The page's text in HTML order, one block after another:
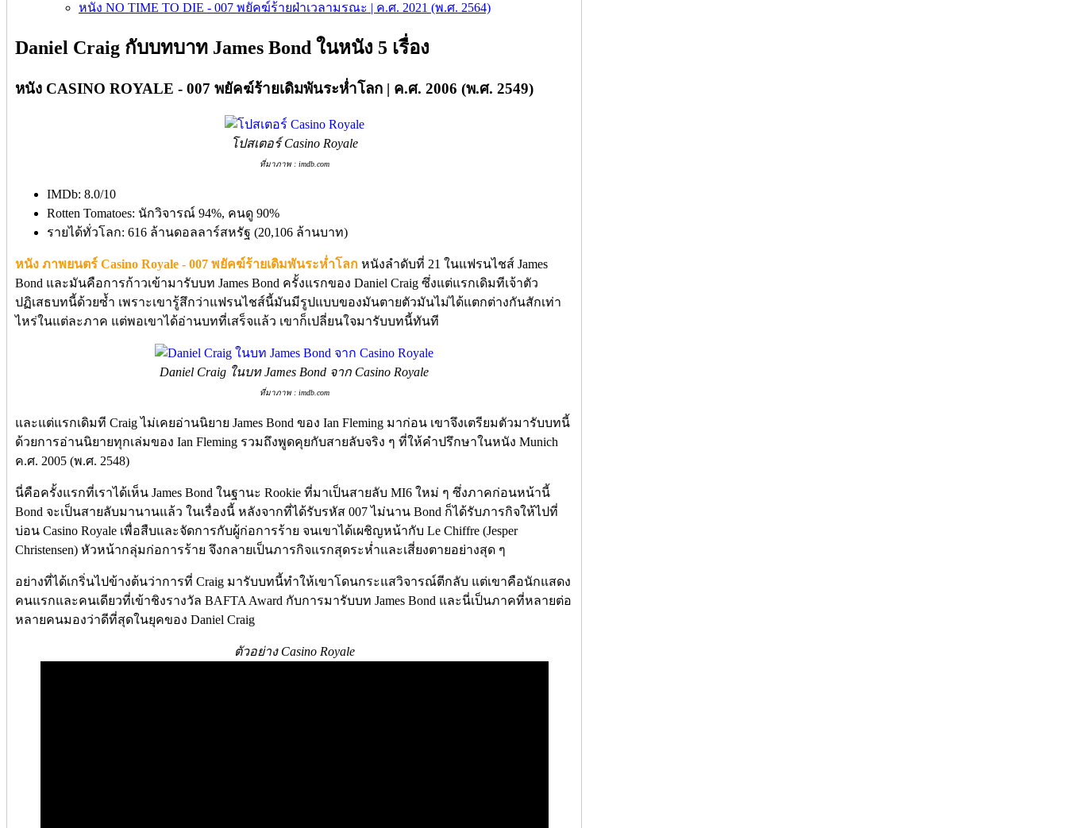
หนัง NO TIME TO DIE - 007 พยัคฆ์ร้ายฝ่าเวลามรณะ | ค.ศ. 2021 (พ.ศ. 2564)
Daniel Craig กับบทบาท James Bond ในหนัง 5 เรื่อง
หนัง CASINO ROYALE - 007 พยัคฆ์ร้ายเดิมพันระห่ำโลก | ค.ศ. 2006 (พ.ศ. 2549)
โปสเตอร์ Casino Royale
ที่มาภาพ : imdb.com
IMDb: 8.0/10
Rotten Tomatoes: นักวิจารณ์ 94%, คนดู 90%
รายได้ทั่วโลก: 616 ล้านดอลลาร์สหรัฐ (20,106 ล้านบาท)
หนัง ภาพยนตร์ Casino Royale - 007 พยัคฆ์ร้ายเดิมพันระห่ำโลก หนังลำดับที่ 21 ในแฟรนไชส์ James
Bond และมันคือการก้าวเข้ามารับบท James Bond ครั้งแรกของ Daniel Craig ซึ่งแต่แรกเดิมทีเจ้าตัว
ปฏิเสธบทนี้ด้วยซ้ำ เพราะเขารู้สึกว่าแฟรนไชส์นี้มันมีรูปแบบของมันตายตัวมันไม่ได้แตกต่างกันสักเท่า
ไหร่ในแต่ละภาค แต่พอเขาได้อ่านบทที่เสร็จแล้ว เขาก็เปลี่ยนใจมารับบทนี้ทันที
Daniel Craig ในบท James Bond จาก Casino Royale
ที่มาภาพ : imdb.com
และแต่แรกเดิมที Craig ไม่เคยอ่านนิยาย James Bond ของ Ian Fleming มาก่อน เขาจึงเตรียมตัวมารับบทนี้
ด้วยการอ่านนิยายทุกเล่มของ Ian Fleming รวมถึงพูดคุยกับสายลับจริง ๆ ที่ให้คำปรึกษาในหนัง Munich
ค.ศ. 2005 (พ.ศ. 2548)
นี่คือครั้งแรกที่เราได้เห็น James Bond ในฐานะ Rookie ที่มาเป็นสายลับ MI6 ใหม่ ๆ ซึ่งภาคก่อนหน้านี้
Bond จะเป็นสายลับมานานแล้ว ในเรื่องนี้ หลังจากที่ได้รับรหัส 007 ไม่นาน Bond ก็ได้รับภารกิจให้ไปที่
บ่อน Casino Royale เพื่อสืบและจัดการกับผู้ก่อการร้าย จนเขาได้เผชิญหน้ากับ Le Chiffre (Jesper
Christensen) หัวหน้ากลุ่มก่อการร้าย จึงกลายเป็นภารกิจแรกสุดระห่ำและเสี่ยงตายอย่างสุด ๆ
อย่างที่ได้เกริ่นไปข้างต้นว่าการที่ Craig มารับบทนี้ทำให้เขาโดนกระแสวิจารณ์ตีกลับ แต่เขาคือนักแสดง
คนแรกและคนเดียวที่เข้าชิงรางวัล BAFTA Award กับการมารับบท James Bond และนี่เป็นภาคที่หลายต่อ
หลายคนมองว่าดีที่สุดในยุคของ Daniel Craig
ตัวอย่าง Casino Royale